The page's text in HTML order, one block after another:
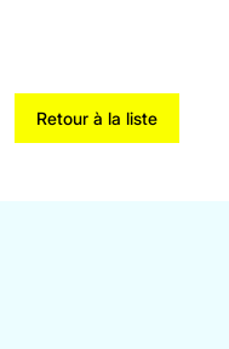
Retour à la liste